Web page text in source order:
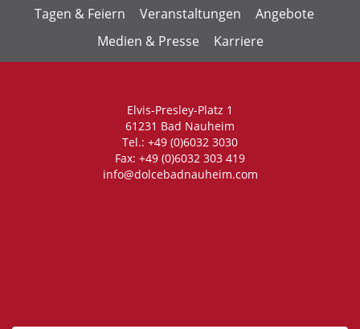
Tagen & Feiern Veranstaltungen
Angebote
Medien & Presse
Karriere
Elvis-Presley-Platz 1
61231 Bad Nauheim
Tel.: +49 (0)6032 3030
Fax: +49 (0)6032 303 419
info@dolcebadnauheim.com